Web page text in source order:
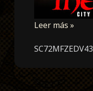
Leer más »
SC72MFZEDV43